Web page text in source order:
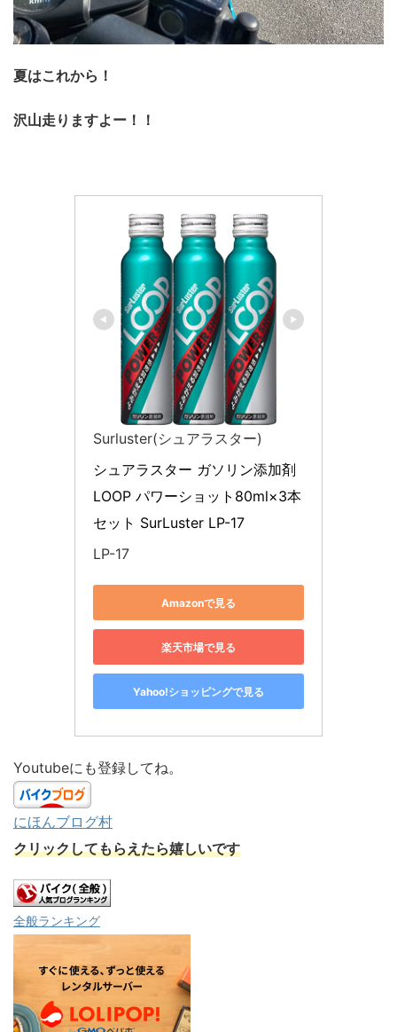
夏はこれから！
沢山走りますよー！！
Surluster(シュアラスター)
シュアラスター ガソリン添加剤
LOOP パワーショット80ml×3本
セット SurLuster LP-17
LP-17
Amazonで見る
楽天市場で見る
Yahoo!ショッピングで見る
Youtubeにも登録してね。
にほんブログ村
クリックしてもらえたら嬉しいです
全般ランキング